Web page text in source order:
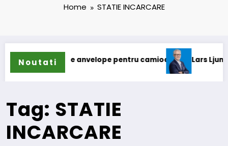
Home STATIE INCARCARE
Noutati
gama de anvelope pentru camioane Lars Ljungström
Tag: STATIE
INCARCARE